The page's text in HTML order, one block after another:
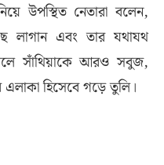
উপস্থিত নেতারা বলেন,
লাগান এবং তার যথাযথ
সাঁথিয়াকে আরও সবুজ,
এলাকা হিসেবে গড়ে তুলি।